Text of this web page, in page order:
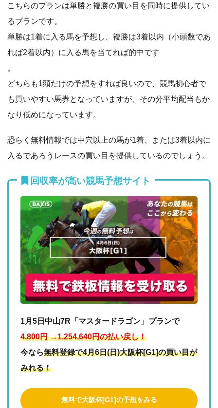
こちらのプランは単勝と複勝の買い目を同時に提供してい
るプランです。
単勝は1着に入る馬を予想し、複勝は3着以内（小頭数であ
れば2着以内）に入る馬を当てれば的中です
。
どちらも1頭だけの予想をすれば良いので、競馬初心者で
も買いやすい馬券となっていますが、その分平均配当もか
なり低めになっています。
恐らく無料情報では中穴以上の馬が1着、または3着以内に
入るであろうレースの買い目を提供しているのでしょう。
回収率が高い競馬予想サイト
1月5日中山7R「マスタードラゴン」プランで
4,800円 →1,254,640円の払い戻し！
今なら無料登録で4月6日(日)大阪杯[G1]の買い目が
みれる！
無料で大阪杯[G1]の予想をみる